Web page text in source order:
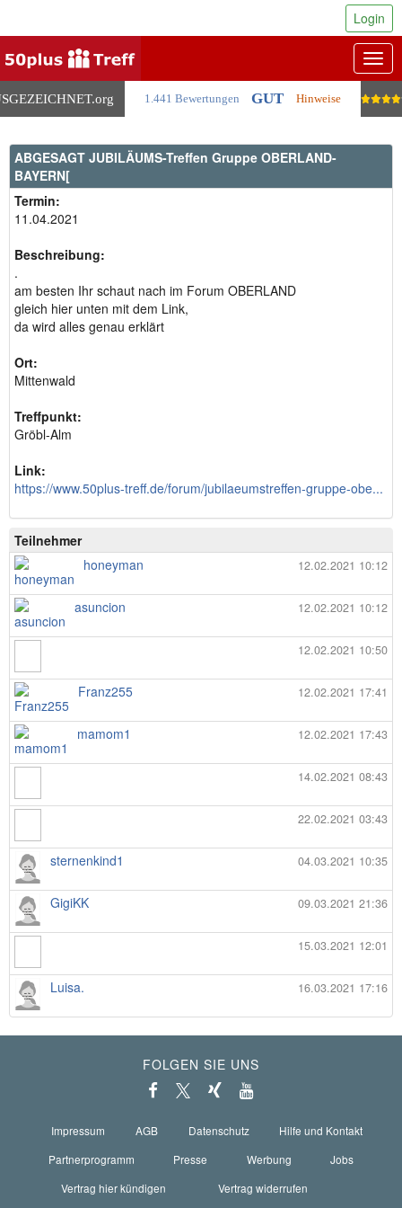
.org 1.441 Bewertungen GUT Hinweise
Login
ABGESAGT JUBILÄUMS-Treffen Gruppe OBERLAND-
BAYERN[
Termin:
11.04.2021
Beschreibung:
.
am besten Ihr schaut nach im Forum OBERLAND
gleich hier unten mit dem Link,
da wird alles genau erklärt
Ort:
Mittenwald
Treffpunkt:
Gröbl-Alm
Link:
https://www.50plus-treff.de/forum/jubilaeumstreffen-gruppe-obe...
Teilnehmer
12.02.2021 10:12
honeyman
12.02.2021 10:12
asuncion
12.02.2021 10:50
12.02.2021 17:41
Franz255
12.02.2021 17:43
mamom1
14.02.2021 08:43
22.02.2021 03:43
04.03.2021 10:35
sternenkind1
09.03.2021 21:36
GigiKK
15.03.2021 12:01
16.03.2021 17:16
Luisa.
FOLGEN SIE UNS
Impressum AGB Datenschutz
Hilfe und Kontakt
Partnerprogramm
Presse Werbung
Jobs
Vertrag hier kündigen
Vertrag widerrufen